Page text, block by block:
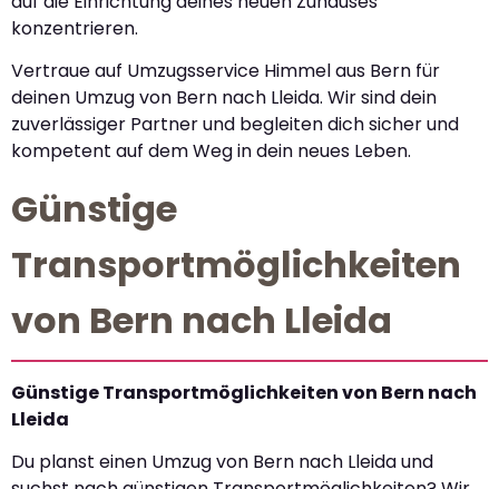
konzentrieren.
Vertraue auf Umzugsservice Himmel aus Bern für
deinen Umzug von Bern nach Lleida. Wir sind dein
zuverlässiger Partner und begleiten dich sicher und
kompetent auf dem Weg in dein neues Leben.
Günstige
Transportmöglichkeiten
von Bern nach Lleida
Günstige Transportmöglichkeiten von Bern nach
Lleida
Du planst einen Umzug von Bern nach Lleida und